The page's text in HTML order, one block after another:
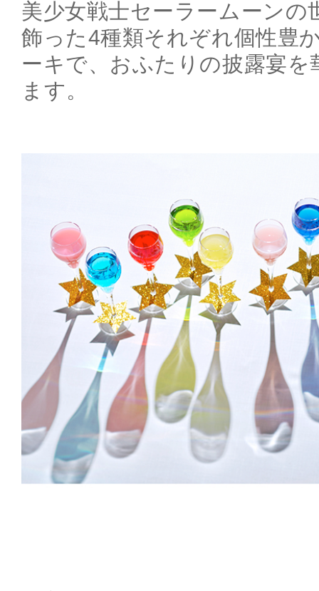
美少女戦士セーラームーンの
飾った4種類それぞれ個性豊
ーキで、おふたりの披露宴
ます。